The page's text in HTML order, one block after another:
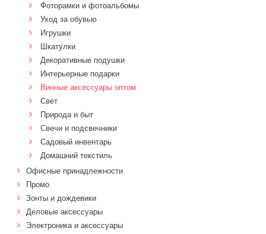
Фоторамки и фотоальбомы
Уход за обувью
Игрушки
Шкатулки
Декоративные подушки
Интерьерные подарки
Винные аксессуары оптом
Свет
Природа и быт
Свечи и подсвечники
Садовый инвентарь
Домашний текстиль
Офисные принадлежности
Промо
Зонты и дождевики
Деловые аксессуары
Электроника и аксессуары